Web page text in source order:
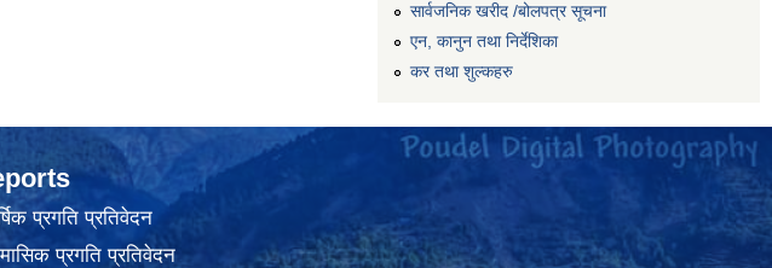
सार्वजनिक खरीद /बोलपत्र सूचना
एन, कानुन तथा निर्देशिका
कर तथा शुल्कहरु
प्रगति प्रतिवेदन
प्रगति प्रतिवेदन